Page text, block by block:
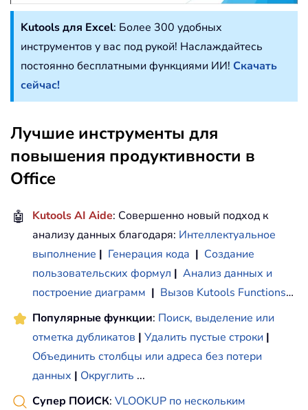
Kutools для Excel: Более 300 удобных
инструментов у вас под рукой! Наслаждайтесь
постоянно бесплатными функциями ИИ! Скачать
сейчас!
Лучшие инструменты для
повышения продуктивности в
Office
🤖 Kutools AI Aide: Совершенно новый подход к
анализу данных благодаря: Интеллектуальное
выполнение | Генерация кода | Создание
пользовательских формул | Анализ данных и
построение диаграмм | Вызов Kutools Functions…
Популярные функции: Поиск, выделение или
отметка дубликатов | Удалить пустые строки |
Объединить столбцы или адреса без потери
данных | Округлить ...
Супер ПОИСК: VLOOKUP по нескольким